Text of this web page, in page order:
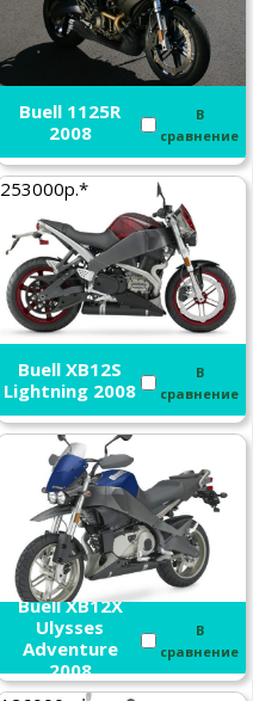
Buell 1125R
2008
В
сравнение
253000р.*
Buell XB12S
Lightning 2008
В
сравнение
Buell XB12X
Ulysses
Adventure
2008
В
сравнение